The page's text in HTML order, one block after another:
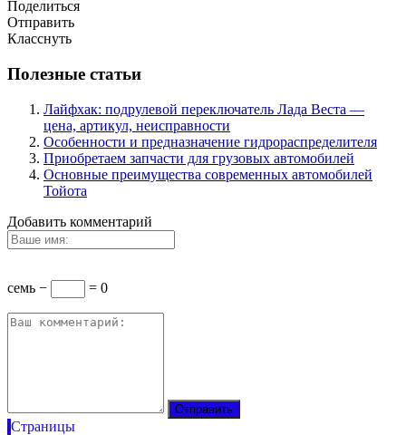
Поделиться
Отправить
Класснуть
Полезные статьи
Лайфхак: подрулевой переключатель Лада Веста —
цена, артикул, неисправности
Особенности и предназначение гидрораспределителя
Приобретаем запчасти для грузовых автомобилей
Основные преимущества современных автомобилей
Тойота
Добавить комментарий
семь − = 0
Страницы